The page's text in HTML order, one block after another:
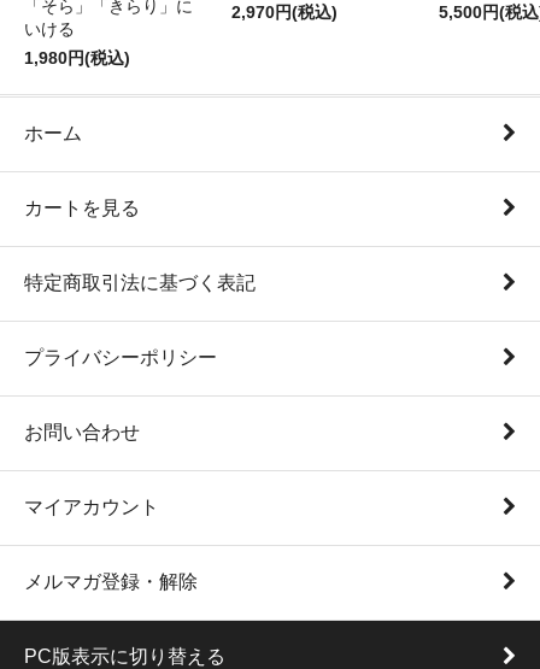
「そら」「きらり」に
いける
1,980円(税込)
2,970円(税込)
5,500円(税
ホーム
カートを見る
特定商取引法に基づく表記
プライバシーポリシー
お問い合わせ
マイアカウント
メルマガ登録・解除
PC版表示に切り替える